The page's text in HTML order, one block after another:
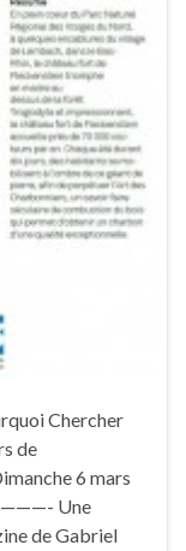
Chercher
de
6 mars
Une
de Gabriel